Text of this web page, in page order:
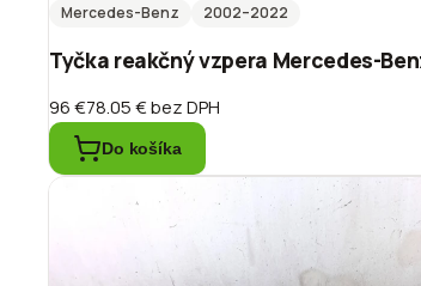
Mercedes-Benz
2002–2022
Tyčka reakčný vzpera Mercedes-
96 €78.05 €bez DPH
Do košíka